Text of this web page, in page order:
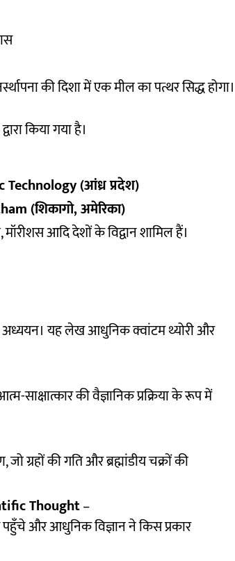
की दिशा में एक मील का पत्थर सिद्ध होगा।
द्वारा किया गया है।
(आंध्र प्रदेश)
(शिकागो, अमेरिका)
आदि देशों के विद्वान शामिल हैं।
अध्ययन। यह लेख आधुनिक क्वांटम थ्योरी और
की वैज्ञानिक प्रक्रिया के रूप में
ग्रहों की गति और ब्रह्मांडीय चक्रों की
Thought–
और आधुनिक विज्ञान ने किस प्रकार